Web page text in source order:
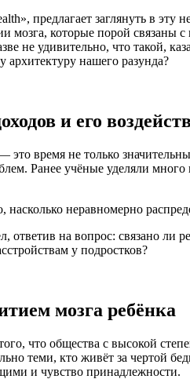
предлагает заглянуть в
мозга, которые порой
не удивительно, что такой,
архитектуру нашего разунда?
и его
время не только
Ранее учёные уделяли
неравномерно
ответив на вопрос: связано
у подростков?
мозга ребёнка
что общества с высокой
теми, кто живёт за чертой
и чувство принадлежности.